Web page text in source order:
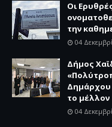
Οι
την
04
Δήμος
Δημάρχου
το μέλλον
04